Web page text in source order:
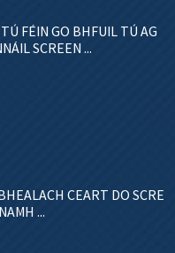
FÉIN GO BHFUIL TÚ AG
SCREEN ...
CEART DO SCRE
...